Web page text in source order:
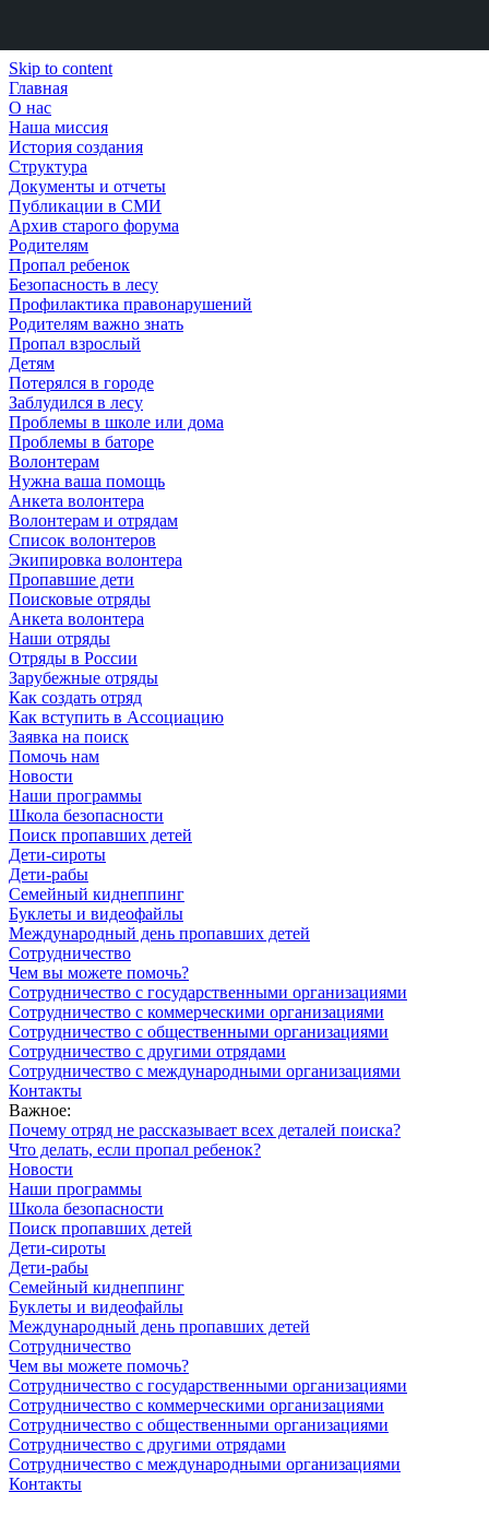
Skip to content
Главная
О нас
Наша миссия
История создания
Структура
Документы и отчеты
Публикации в СМИ
Архив старого форума
Родителям
Пропал ребенок
Безопасность в лесу
Профилактика правонарушений
Родителям важно знать
Пропал взрослый
Детям
Потерялся в городе
Заблудился в лесу
Проблемы в школе или дома
Проблемы в баторе
Волонтерам
Нужна ваша помощь
Анкета волонтера
Волонтерам и отрядам
Список волонтеров
Экипировка волонтера
Пропавшие дети
Поисковые отряды
Анкета волонтера
Наши отряды
Отряды в России
Зарубежные отряды
Как создать отряд
Как вступить в Ассоциацию
Заявка на поиск
Помочь нам
Новости
Наши программы
Школа безопасности
Поиск пропавших детей
Дети-сироты
Дети-рабы
Семейный киднеппинг
Буклеты и видеофайлы
Международный день пропавших детей
Сотрудничество
Чем вы можете помочь?
Сотрудничество с государственными организациями
Сотрудничество с коммерческими организациями
Сотрудничество с общественными организациями
Сотрудничество с другими отрядами
Сотрудничество с международными организациями
Контакты
Важное:
Почему отряд не рассказывает всех деталей поиска?
Что делать, если пропал ребенок?
Новости
Наши программы
Школа безопасности
Поиск пропавших детей
Дети-сироты
Дети-рабы
Семейный киднеппинг
Буклеты и видеофайлы
Международный день пропавших детей
Сотрудничество
Чем вы можете помочь?
Сотрудничество с государственными организациями
Сотрудничество с коммерческими организациями
Сотрудничество с общественными организациями
Сотрудничество с другими отрядами
Сотрудничество с международными организациями
Контакты